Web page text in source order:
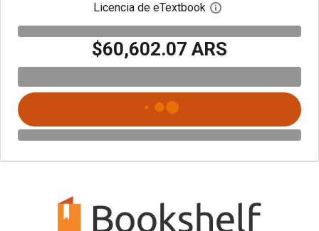
Licencia de eTextbook Abre el cuadro de
$60,602.07 ARS